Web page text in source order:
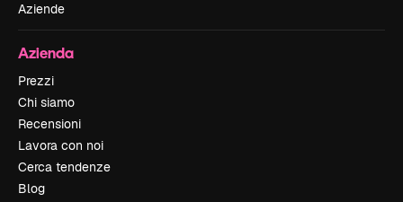
Aziende
Azienda
Prezzi
Chi siamo
Recensioni
Lavora con noi
Cerca tendenze
Blog